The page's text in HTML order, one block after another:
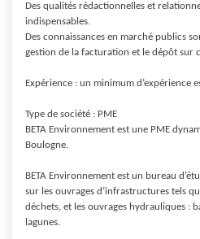
Des qualités rédactionnelles et
indispensables.
Des connaissances en marché publics
gestion de la facturation et le dépôt sur
Expérience : un minimum d’expérience
Type de société : PME
BETA Environnement est une PME
Boulogne.
BETA Environnement est un bureau
sur les ouvrages d’infrastructures tels
déchets, et les ouvrages hydrauliques :
lagunes.